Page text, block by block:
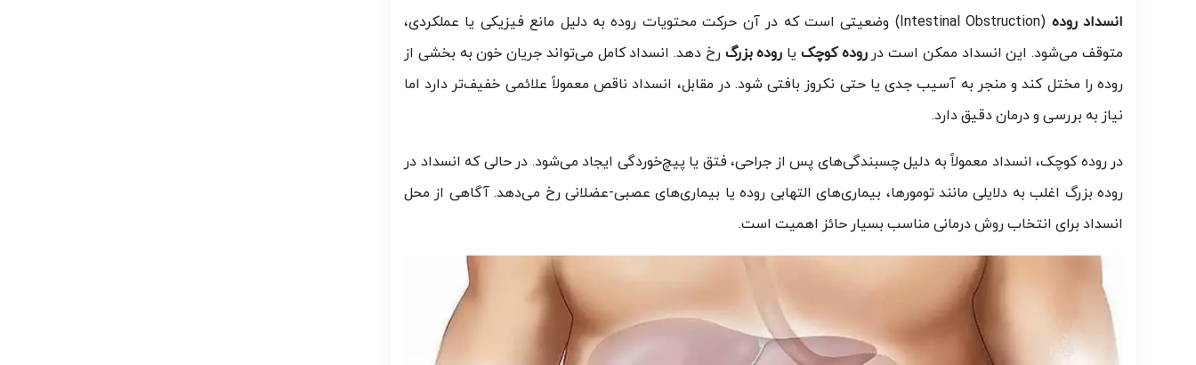
انسداد روده
(Intestinal Obstruction) وضعیتی است که در آن حرکت محتویات روده به دلیل مانع فیزیکی یا عملکردی،
متوقف می‌شود. این انسداد ممکن است درروده کوچک یا روده بزرگ رخ دهد. انسداد کامل می‌تواند جریان خون به بخشی از
روده را مختل کند و منجر به آسیب جدی یا حتی نکروز بافتی شود. در مقابل، انسداد ناقص معمولاً علائمی خفیف‌تر دارد اما
نیاز به بررسی و درمان دقیق دارد.
در روده کوچک، انسداد معمولاً به دلیل چسبندگی‌های پس از جراحی، فتق یا پیچ‌خوردگی ایجاد می‌شود. در حالی که انسداد در
روده بزرگ اغلب به دلایلی مانند تومورها، بیماری‌های التهابی روده یا بیماری‌های عصبی-عضلانی رخ می‌دهد. آگاهی از محل
انسداد برای انتخاب روش درمانی مناسب بسیار حائز اهمیت است.